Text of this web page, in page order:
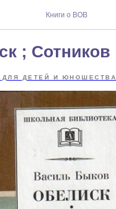
Книги о ВОВ
; Сотников
ДЛЯ ДЕТЕЙ И ЮНОШЕСТВА